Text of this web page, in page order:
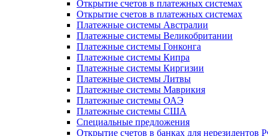
Открытие счетов в платежных системах
Открытие счетов в платежных системах
Платежные системы Австралии
Платежные системы Великобритании
Платежные системы Гонконга
Платежные системы Кипра
Платежные системы Киргизии
Платежные системы Литвы
Платежные системы Маврикия
Платежные системы ОАЭ
Платежные системы США
Специальные предложения
Открытие счетов в банках для нерезидентов